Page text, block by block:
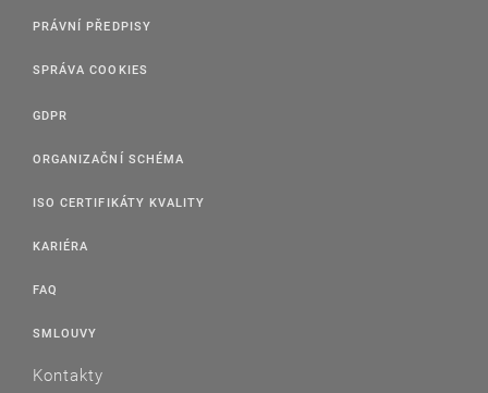
PRÁVNÍ PŘEDPISY
SPRÁVA COOKIES
GDPR
ORGANIZAČNÍ SCHÉMA
ISO CERTIFIKÁTY KVALITY
KARIÉRA
FAQ
SMLOUVY
Kontakty